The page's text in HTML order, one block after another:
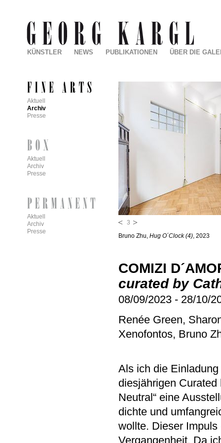
3
Bruno Zhu, Hug O´Clock (4), 2023
COMIZI
curated by
08/09/2023 - 28/10/
Renée Green,
Xenofontos, Bruno
Als ich die
diesjährigen Curated
Neutral“ eine
dichte und
wollte. Dieser
Vergangenheit. Da
KÜNSTLER NEWS PUBLIKATIONEN ÜBER DIE
Aktuell
Archiv
Presse
Aktuell
Archiv
Presse
Aktuell
Archiv
Presse